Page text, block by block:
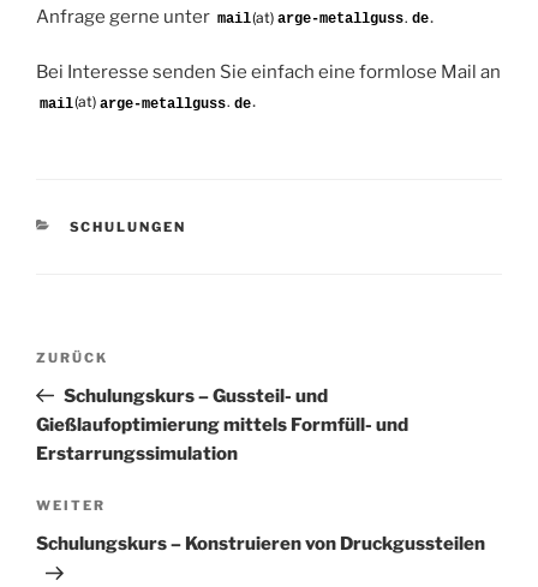
Anfrage gerne unter
(at) . .
Bei Interesse senden Sie einfach eine formlose Mail an
(at) . .
KATEGORIEN
SCHULUNGEN
Beitragsnavigation
Vorheriger
Beitrag
ZURÜCK
Schulungskurs – Gussteil- und
Gießlaufoptimierung mittels Formfüll- und
Erstarrungssimulation
Nächster
Beitrag
WEITER
Schulungskurs – Konstruieren von Druckgussteilen